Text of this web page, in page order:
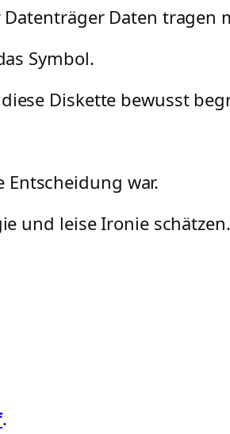
Daten tragen
Symbol.
Diskette bewusst
war.
und leise Ironie schätzen.
.